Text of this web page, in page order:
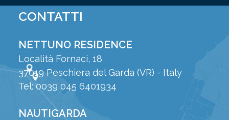
CONTATTI
NETTUNO RESIDENCE
Località Fornaci, 18
37019 Peschiera del Garda (VR) - Italy
Tel: 0039 045 6401934
NAUTIGARDA